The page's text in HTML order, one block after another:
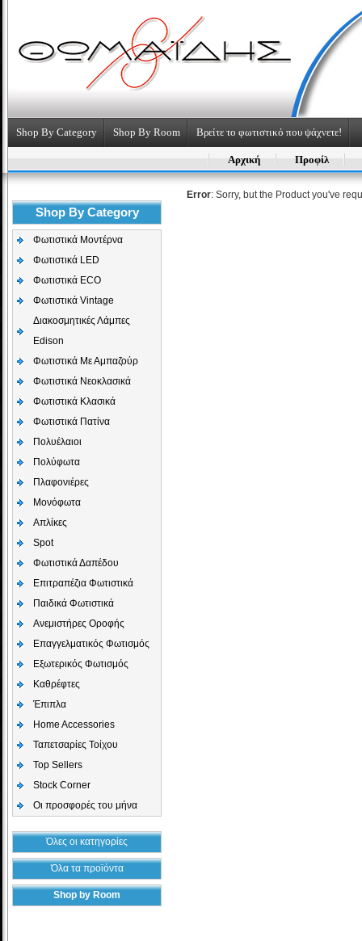
Shop By Category Shop By Room Βρείτε το φωτιστικό που ψάχνετε!
Αρχική Προφίλ
Shop By Category
Φωτιστικά Μοντέρνα
Φωτιστικά LED
Φωτιστικά ECO
Φωτιστικά Vintage
Διακοσμητικές Λάμπες
Edison
Φωτιστικά Με Αμπαζούρ
Φωτιστικά Νεοκλασικά
Φωτιστικά Κλασικά
Φωτιστικά Πατίνα
Πολυέλαιοι
Πολύφωτα
Πλαφονιέρες
Μονόφωτα
Απλίκες
Spot
Φωτιστικά Δαπέδου
Επιτραπέζια Φωτιστικά
Παιδικά Φωτιστικά
Aνεμιστήρες Οροφής
Επαγγελματικός Φωτισμός
Εξωτερικός Φωτισμός
Καθρέφτες
Έπιπλα
Home Accessories
Ταπετσαρίες Τοίχου
Top Sellers
Stock Corner
Οι προσφορές του μήνα
Όλες οι κατηγορίες
Όλα τα προϊόντα
Shop by Room
Error: Sorry, but the Product you've